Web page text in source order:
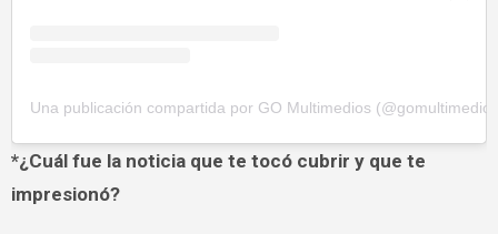
Una publicación compartida por GO Multimedios
*¿Cuál fue la noticia que te tocó cubrir y que te
impresionó?